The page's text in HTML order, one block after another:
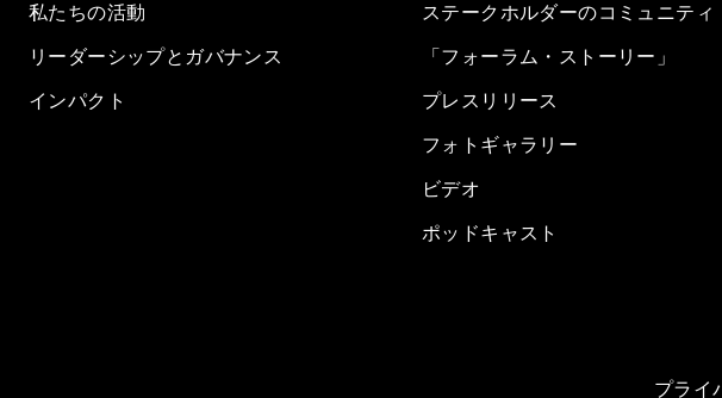
私たちの活動
リーダーシップとガバナンス
インパクト
ステークホルダーのコミュニティ
「フォーラム・ストーリー」
プレスリリース
フォトギャラリー
ビデオ
ポッドキャスト
プライ